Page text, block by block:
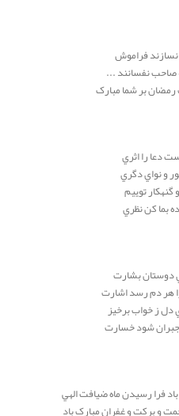
فراموش
نفسانند ...
بر شما مبارک
را اثري
نواي دگري
توييم
كن نظري
دوستان بشارت
دم رسد اشارت
ز خواب برخيز
شود خسارت
فرا رسيدن ماه ضيافت الهي
و برکت و غفران مبارک باد